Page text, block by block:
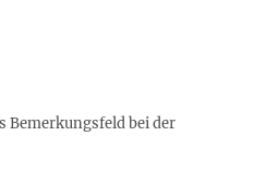
Bemerkungsfeld bei der